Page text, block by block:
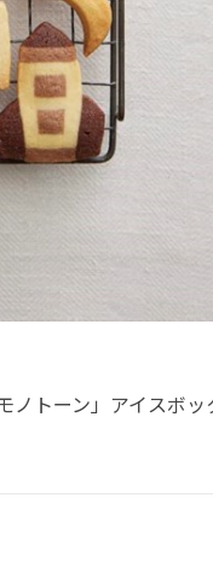
ノトーン」アイスボッ